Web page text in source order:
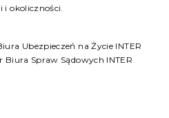
i okoliczności.
Ubezpieczeń na Życie INTER
Biura Spraw Sądowych INTER